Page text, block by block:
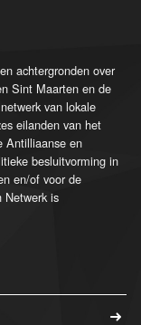
achtergronden over
Sint Maarten en de
van lokale
eilanden van het
Antilliaanse en
besluitvorming in
en/of voor de
Netwerk is